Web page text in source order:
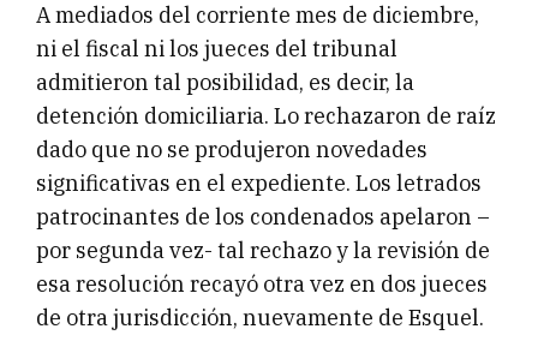
A mediados del corriente mes de diciembre,
ni el fiscal ni los jueces del tribunal
admitieron tal posibilidad, es decir, la
detención domiciliaria. Lo rechazaron de raíz
dado que no se produjeron novedades
significativas en el expediente. Los letrados
patrocinantes de los condenados apelaron –
por segunda vez- tal rechazo y la revisión de
esa resolución recayó otra vez en dos jueces
de otra jurisdicción, nuevamente de Esquel.